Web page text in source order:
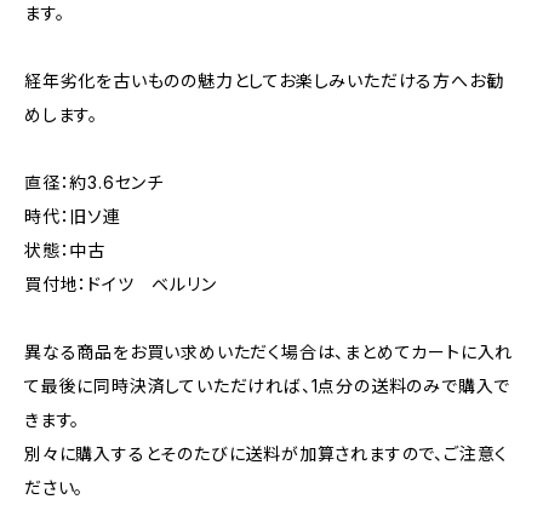
ます。
経年劣化を古いものの魅力としてお楽しみいただける方へお勧
めします。
直径：約3.6センチ
時代：旧ソ連
状態：中古
買付地：ドイツ ベルリン
異なる商品をお買い求めいただく場合は、まとめてカートに入れ
て最後に同時決済していただければ、1点分の送料のみで購入で
きます。
別々に購入するとそのたびに送料が加算されますので、ご注意く
ださい。